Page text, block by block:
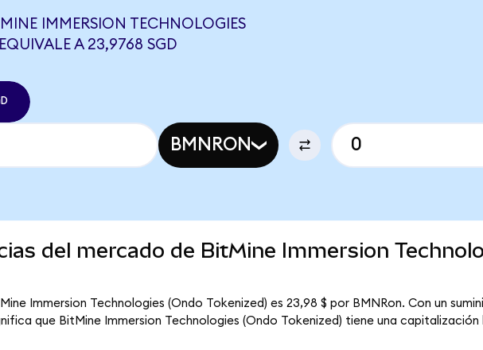
IMMERSION TECHNOLOGIES
A 23,9768 SGD
BMNRON
del mercado de BitMine Immersion
Immersion Technologies (Ondo Tokenized) es 23,98 $ por BMNRon. Con un
que BitMine Immersion Technologies (Ondo Tokenized) tiene una